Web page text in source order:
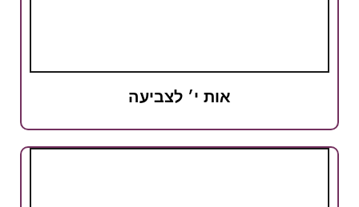
אות י׳ לצביעה